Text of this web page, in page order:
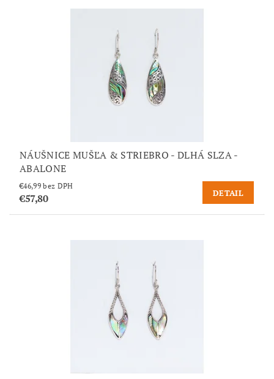
NÁUŠNICE MUŠĽA & STRIEBRO - DLHÁ SLZA -
ABALONE
€46,99 bez DPH
€57,80 DETAIL